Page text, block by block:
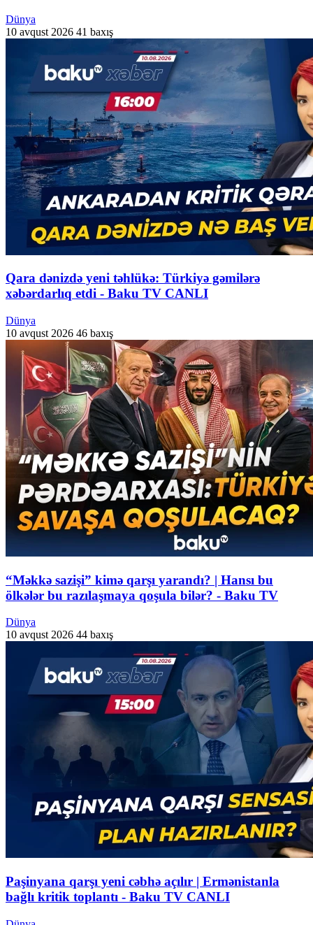
Dünya
10 avqust 2026 41 baxış
Qara dənizdə yeni təhlükə: Türkiyə gəmilərə
xəbərdarlıq etdi - Baku TV CANLI
Dünya
10 avqust 2026 46 baxış
“Məkkə sazişi” kimə qarşı yarandı? | Hansı bu
ölkələr bu razılaşmaya qoşula bilər? - Baku TV
Dünya
10 avqust 2026 44 baxış
Paşinyana qarşı yeni cəbhə açılır | Ermənistanla
bağlı kritik toplantı - Baku TV CANLI